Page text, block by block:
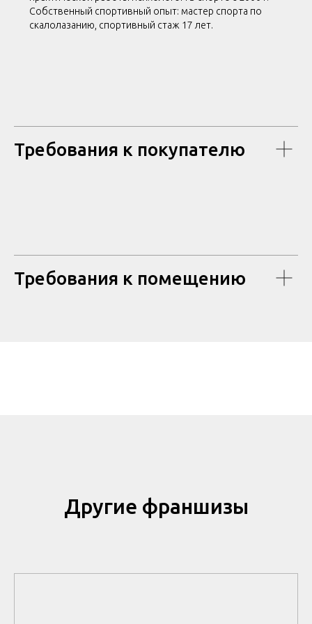
Собственный спортивный опыт: мастер спорта по
скалолазанию, спортивный стаж 17 лет.
Требования к покупателю
Требования к помещению
Другие франшизы